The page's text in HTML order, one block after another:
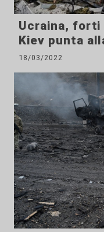
Ucraina, forti
Kiev punta
18/03/2022